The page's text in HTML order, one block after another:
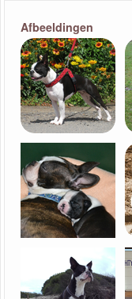
Afbeeldingen